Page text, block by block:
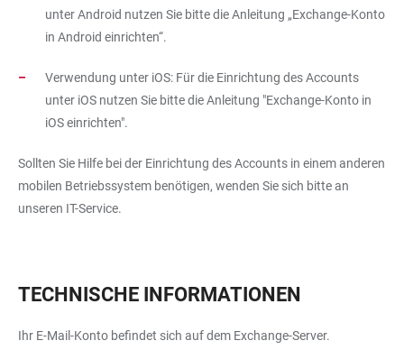
unter Android nutzen Sie bitte die Anleitung „Exchange-Konto
in Android einrichten“.
Verwendung unter iOS: Für die Einrichtung des Accounts
unter iOS nutzen Sie bitte die Anleitung "Exchange-Konto in
iOS einrichten".
Sollten Sie Hilfe bei der Einrichtung des Accounts in einem anderen
mobilen Betriebssystem benötigen, wenden Sie sich bitte an
unseren IT-Service.
TECHNISCHE INFORMATIONEN
Ihr E-Mail-Konto befindet sich auf dem Exchange-Server.